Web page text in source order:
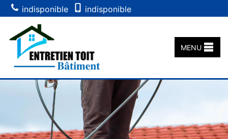
indisponible indisponible
MENU